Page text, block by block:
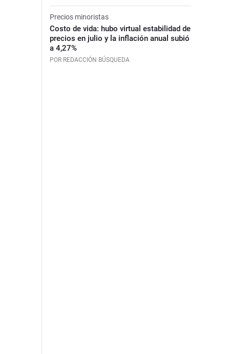
Precios minoristas
Costo de vida: hubo virtual estabilidad de
precios en julio y la inflación anual subió
a 4,27%
POR REDACCIÓN BÚSQUEDA